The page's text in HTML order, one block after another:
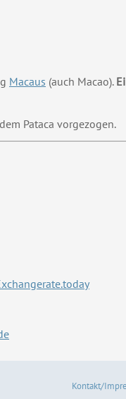
Macaus (auch Macao).
Pataca vorgezogen.
Kontakt/